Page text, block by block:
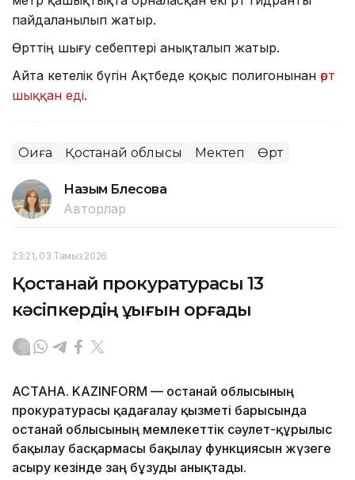
пайдаланылып жатыр.
Өрттің шығу себептері анықталып жатыр.
Айта кетелік бүгін Ақтөбеде қоқыс полигонынан өрт
шыққан еді.
Оқиға Қостанай облысы Мектеп Өрт
Назым Бөлесова
Авторлар
23:21, 03 Тамыз 2026
Қостанай прокуратурасы 13
кәсіпкердің құқығын қорғады
АСТАНА. KAZINFORM — Қостанай облысының
прокуратурасы қадағалау қызметі барысында
Қостанай облысының мемлекеттік сәулет-құрылыс
бақылау басқармасы бақылау функциясын жүзеге
асыру кезінде заң бұзуды анықтады.